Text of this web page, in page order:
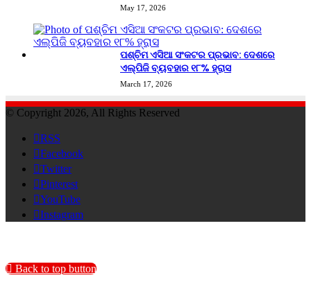
May 17, 2026
ପଶ୍ଚିମ ଏସିଆ ସଂକଟର ପ୍ରଭାବ: ଦେଶରେ
ଏଲ୍‌ପିଜି ବ୍ୟବହାର ୧୮% ହ୍ରାସ
March 17, 2026
© Copyright 2026, All Rights Reserved
RSS
Facebook
Twitter
Pinterest
YouTube
Instagram
Back to top button